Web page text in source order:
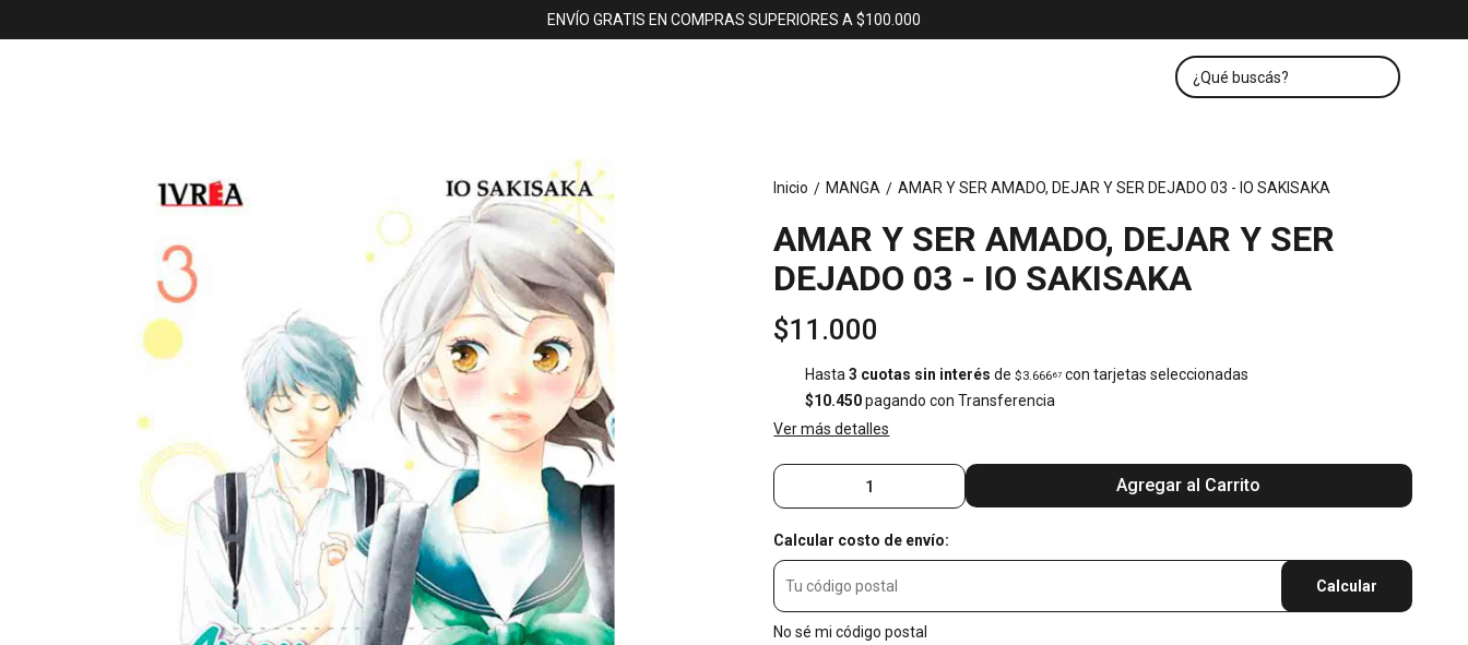
ENVÍO GRATIS EN COMPRAS SUPERIORES A $100.000
Inicio / MANGA / AMAR Y SER AMADO, DEJAR Y SER DEJADO 03 - IO SAKISAKA
AMAR Y SER AMADO, DEJAR Y SER
DEJADO 03 - IO SAKISAKA
$11.000
Hasta3 cuotas sin interés de$3.66667 con tarjetas seleccionadas
$10.450pagando con Transferencia
Ver más detalles
Agregar al Carrito
Calcular costo de envío:
Calcular
No sé mi código postal